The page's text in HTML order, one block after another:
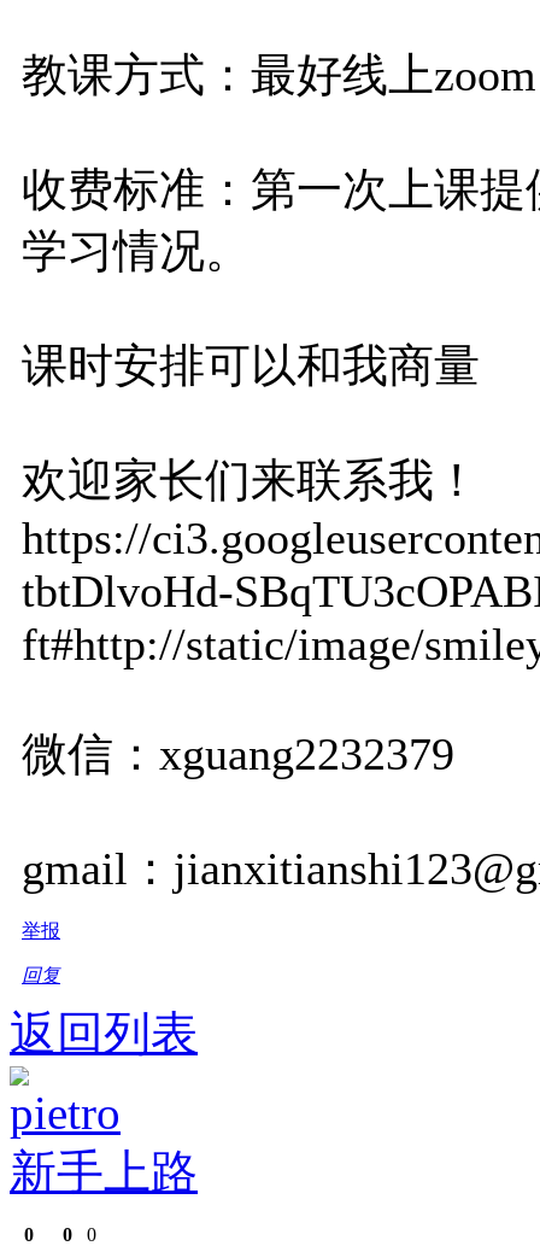
教课方式：最好线上
收费标准：第一次上课
学习情况。
课时安排可以和我商量
欢迎家长们来联系我！
https://
tbtDlvoHd-
ft#http://static/image/
微信：xguang2232379
gmail：
举报
回复
返回列表
pietro
新手上路
0 0 0